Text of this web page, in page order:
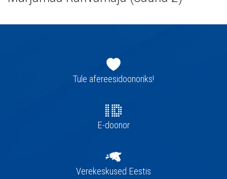
navigatsioonTule afereesidoonoriks!
E-doonor
Verekeskused Eestis